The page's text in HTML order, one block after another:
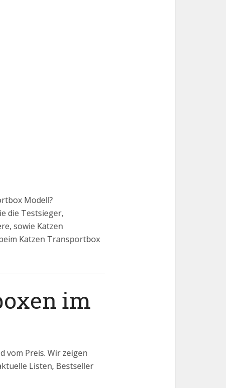
Modell?
die Testsieger,
sowie Katzen
Katzen Transportbox
im
vom Preis. Wir zeigen
Listen, Bestseller